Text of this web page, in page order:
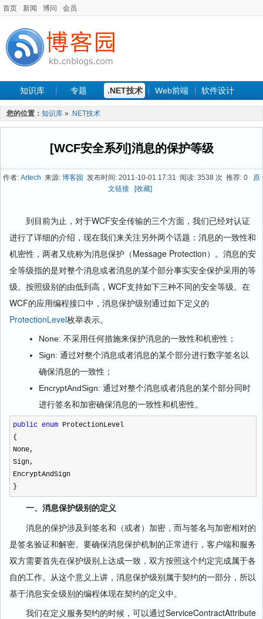
首页 新闻 博问 会员
知识库 专题 .NET技术 Web前端 软件设计
手机开发 软件工程
最新文章
您的位置： 知识库 » .NET技术
[WCF安全系列]消息的保护等级
作者: Artech 来源: 博客园 发布时间: 2011-10-01 17:31 阅读: 3538 次 推荐: 0 原
文链接
[收藏]
到目前为止，对于WCF安全传输的三个方面，我们已经对认证
进行了详细的介绍，现在我们来关注另外两个话题：消息的一致性和
机密性，两者又统称为消息保护（Message Protection）。消息的安
全等级指的是对整个消息或者消息的某个部分事实安全保护采用的等
级。按照级别的由低到高，WCF支持如下三种不同的安全等级。在
WCF的应用编程接口中，消息保护级别通过如下定义的
ProtectionLevel枚举表示。
None: 不采用任何措施来保护消息的一致性和机密性；
Sign: 通过对整个消息或者消息的某个部分进行数字签名以
确保消息的一致性；
EncryptAndSign: 通过对整个消息或者消息的某个部分同时
进行签名和加密确保消息的一致性和机密性。
public enum ProtectionLevel
{
None,
Sign,
EncryptAndSign
}
一、消息保护级别的定义
消息的保护涉及到签名和（或者）加密，而与签名与加密相对的
是签名验证和解密。要确保消息保护机制的正常进行，客户端和服务
双方需要首先在保护级别上达成一致，双方按照这个约定完成属于各
自的工作。从这个意义上讲，消息保护级别属于契约的一部分，所以
基于消息安全级别的编程体现在契约的定义中。
我们在定义服务契约的时候，可以通过ServiceContractAttribute